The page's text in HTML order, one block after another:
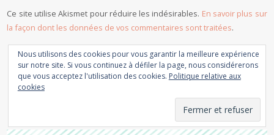
Ce site utilise Akismet pour réduire les indésirables. En savoir plus sur
la façon dont les données de vos commentaires sont traitées.
Nous utilisons des cookies pour vous garantir la meilleure expérience
sur notre site. Si vous continuez à défiler la page, nous considérerons
que vous acceptez l'utilisation des cookies. Politique relative aux
cookies